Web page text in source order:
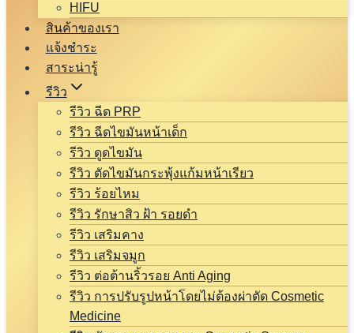
HIFU
สินค้าของเรา
แจ้งชำระ
สาระน่ารู้
รีวิว
รีวิว ฉีด PRP
รีวิว ฉีดไขมันหน้าเด็ก
รีวิว ดูดไขมัน
รีวิว ตัดไขมันกระพุ้งแก้มหน้าเรียว
รีวิว ร้อยไหม
รีวิว รักษาสิว ฝ้า รอยดำ
รีวิว เสริมคาง
รีวิว เสริมจมูก
รีวิว ต่อต้านริ้วรอย Anti Aging
รีวิว การปรับรูปหน้าโดยไม่ต้องผ่าตัด Cosmetic
Medicine